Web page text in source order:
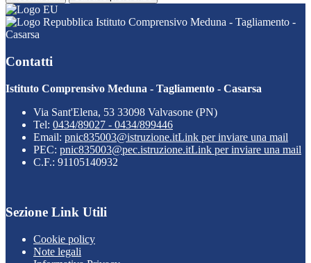
Istituto Comprensivo Meduna - Tagliamento -
Casarsa
Contatti
Istituto Comprensivo Meduna - Tagliamento - Casarsa
Via Sant'Elena, 53 33098 Valvasone (PN)
Tel: 0434/89027 - 0434/899446
Email: pnic835003@istruzione.itLink per inviare una mail
PEC: pnic835003@pec.istruzione.itLink per inviare una mail
C.F.: 91105140932
Sezione Link Utili
Cookie policy
Note legali